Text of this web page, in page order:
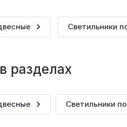
Светильники
разделах
Светильники